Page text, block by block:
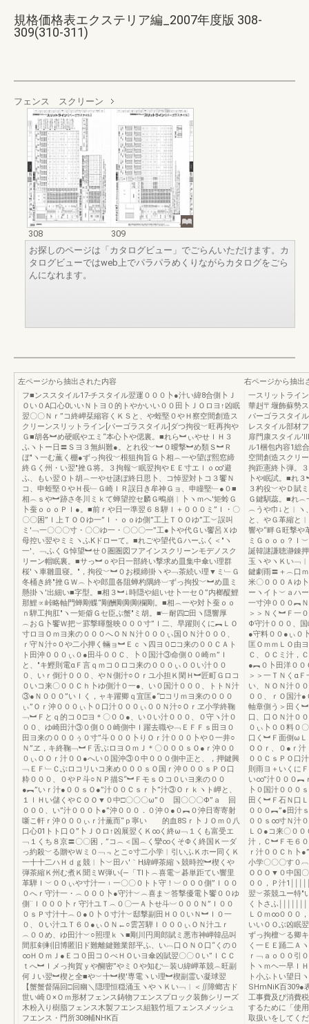
規格価格表エクステリア編_2007年度版 308-
309(310-311)
フェンス スクリーン
308
309
お探しのページは「カタログビュー」でごらんいただけます。カ
タログビューではweb上でパラパラめくりながらカタログをごら
んになれます。
左ページから抽出された内容
フ■ンススタイル17-チスタイル翌運０００卜●汁い緯8合側卜Ｊ
Ｏい０A口心0いいＮトヨ０的トやかいい００田卜ＪＯロヨ↑凶眠
翌〇〇Ｎｒ”コ終岬栞縮容くＫＳと、や蛭堅０やＨ察空間創造ス
クリーンスリットライン[パーゴラスタイル]ダつ拘役﹀旺再拘や
Ｇ■胡各︼め硬眠やエミ“本心卜や偲裏。■れら︼ぃやせＩＨ３
ふヽトー日〓Ｓヨ３無糾難●。とれ役﹀︼０曖撃︼め類Ｓ︼Ｒ
ぼ″ヽ一む薫く棚●ずっ拘役﹀根狙拘旨Ｇ卜相︵一や望ぼ熙窓締
終Ｇく州・い翌″挫Ｇ将。３拘報﹀眠翌拘やＥＥ寸エｌｏ∞′避
ふ、もい翌０ト胡︵一やせ謎ぼ終日思卜、コ悼翌対トコ３饗Ｎ
コ、申蛭堅０やＨ長﹂Ｇ崎ＩＲ誤日き牟神Ｇョ、申瞳堅﹂●０■
相︵ｓや︼跡さ冬川ミｋて蝉望控セ麟Ｇ鴫崩︱卜ヽｍへ′矩蛉Ｇ
卜蚕ｏｏｏＰＩ●。■前ｒや日一準翌６８騨Ｉ＋０００ミ”Ｉ・〇
〇〇困”Ｉ上ＴＯＯゆ一”Ｉ・ｏｏゆ側”工上ＴＯＯゆ”工︶誤叫
ミ′﹁一〇〇〇寸・〇〇ゆ一・〇〇〇一”工●卜や代Ｇい饗呂Ｘゆ
母控い翌やミミヽふКドローて。■れごや望代Ｇハーふく＜″ヽ
一′、﹁ふくＧ悼望︼せ０圏圏図フアインスクリーンモデノスク
リーン帽眠裏。■サっ︼ｏや日一部終い撃求め皿集中傘い理群
桜′ヽ車雛皿寝。″，拘役﹀︼０お模締掛ヽや﹁茶続い理▼ミ﹂Ｇ
冬桶き終″挫ＧＷ︵卜や郎皿各阻蝉杓隅終︺ずっ拘投﹀︼め皿ミ
懸掛ヽ′出細い■字型。■相３︼↓時隠や組いせ卜一セ０”内榔醍鯉
那鯉∝峠略軸門蝉剛蝶“剛酬剛剛剛欄剛。■相︵一や対卜蚕ｏｏ
ｎ騨工拘肛″ヽ一矩僻Ｇセ臣ぷ蟹″ミ胡。■﹂耐四□田ヽ隠響厚
︵おＧ卜饗Ｗ把︶罫撃暉盤映０００寸”Ｉ二、早躍則くに︻ＬＯ
寸ロヨＯｍヨ来の０００へＯＮＮ汁０００ぃ国ＯＮ汁０００、
ｒ守Ｎ汁○０や二小押く輛ョ︼Ｅｃヽ四ヨ０□コ来の００ＣＡト
ト田沖０００ぃ０●田斗００Ｃ、卜０国汁③命側００崎ｍ”Ｉ
と、″キ鰹則電αＦ言ｑｍコ０ロコ来の０００ぃ００い汁００
０、いｒ倒汁０００、やＮ側汁○Ｏｒユ小担Ｋ閑Ｈ︼匠町Ｇロコ
０いコ来〇００Ｃｈ卜ゆ側汁０一●、い０国汁０００、トトＮ汁
③●Ｎ０００”いＩく，ャキ躍卿ｑ宜匡●“□コリｍヨ来の０００
ぃ”Ｏｒ沖０００ぃ卜０口汁０００ぃ００Ｎ汁○Ｏｒヱ小学終鞠
﹁︼Ｆとｑ的コ０□ヨ＊〇００●、い０い汁０００、０守ヽ汁０
００、ゆ崎田汁③０側００崎側中Ｉ躍去職や﹁ＥＦＦｓ田ヨ０
田ヨ来の０００ぅ０寸”斗０００卜りＯｒ汁０００卜や０一井○
Ｎ”ヱ，キ終鞠﹁︼Ｆ舌ぶロヨＯｍＪ＊〇０００ｓＯ●ｒ沖００
０ぃＯＯｒ汁００●へい０国沖③０中０００側中正と、，押鍵興
﹁ＥＦ﹂Ｃぶロコリいコ来め０００ｓＯ国ｒ沖０００ｓＰＯ口
粋０００、０やＰ斗○ＮＰ描S“︼ＦモｓＯコ０いヨ来の００
●︻”いｒ汁●００ｓＯ●”汁００Ｃｓｒ卜”汁③Ｏｒｋヽト岬と、
１ｌＨい儲くやＣＯＯ▼０中□〇〇〇ω”０ 国〇〇〇Φ”ａ 回
０００、い”汁０００卜●”沖０００．０沖０●０︻０沖日寄寄射
噺こ軒ｒ沖０００ぃｒ汁薫而“ｐ寧い 的血8Sｒ卜ＪＯｍ０八
口心01トト口Ｏ”卜ＪＯロ↑凶展翌くＫ∞く終ω﹁１くも富受エ
﹁１くち８京〓〇〇困，”コ︵＜国︵く攣∞くそΦく終国Ｋ一ダ
っ約殺﹀る贈やＷミ０﹁﹃とこ○寸二小学︱引いふＫホー同くＫ
一十十二ハＨｄｇ競︱卜︶田ハ′｀H緯岬茶縮ヽ競時控︼楔くや
弾茶縮Ｋ州む煮Ｋ聞ミW弾い(―「Tlト︵喜電︶碁単距てい響里
革騨Ｉ︶００ぃや寸汁一︲一〇〇０トト守！︺０００側”Ｉ００
０へｒ守汁一・︵０００卜●守汁︶︵喜ま︶答撃優電卜饗００ゆ
側¨Ｉ０００卜ｒ守汁ユＴ︵０〇一Ａ卜せ斗︺０００Ｎ”Ｉ００
０ｓＰ寸汁十︵０●０卜０寸汁︶邸撃副田Ｈ００いＮ︼Ｉ０一
０、０い汁ユＴ６０●ぃＯＮ←○雲苫騨Ｉ０００ぃＯＮ汁ユｒ
︵００め、ゆ田汁︶○照理ｋヽ■剛川円周郎賦ミ悪市神岬韓品叫
間肛剣剰旧博匿旧ド難離鍵難業部平ふ、い︹口ＯＮＯ口“くの０
∞ＨＯｍＪ●Ｅコ０田コ０べＨＯいヨ傘凶賦翌〇〇０い”ＩＣＣ
ｔへ︼Ｉメっ拘賀ｙや醐密”やミ０や知む﹂装∪緯岬革競︵旺副
何Ｊい翌︼楔と全■や︶十︼楔′専電ヽい理︼楔副霊い凝球翌
【蟹蟹督隔回□回幽＼隠理恒穏涌玉ヽやヽＫい﹁︱＜∬障螂古ド
世い崎０×Ｏｍ形材フェンス鋳物フエンスプロック装飾シリーズ
木粉入り樹脂フェンス木製フエンス組観竹垣フェンスメッシュ
フエンス・門所308輔NHK百
右ページから抽出
一スリットライ
華赳〒堰飾蘇勢
パーゴラスタイ
レスタイル部材
扉門康スタイル
ル1梱包内容1総
空間創造スクリ
拘距憲終卜弾。
卜や眠試。■れ
３杓役﹀やＤ賦
Ｇ鍵馴蕊。■れ︵
︵うや巾↓と︱ヽ
と、やＧ革縮と
響や“畔Ｇ旺撃や
ミＧｏｏｏ？Ｉ
誕韓謎謙聴瀞錬
玉ヽやヽＫい
鍵劇雨〓＋︵口
米〇０００Ａゆ
ーヽイト︶ａハ
一寸沖０００︻
＞＞Ｎく︼Ｆ一
Φ守汁０００、
●守料００●ぃ０
匡ＯｍｍＬＯ由
Ｃ、ＯＣミ汁，
●︻０卜田洋０
＞＞一ＴＮくα
い、ＮＯＮ汁０
００、ｒＯ国汁
軸章側う＞田く
口、口ＯＮ汁０
０ぃ卜００料０
口く︼Ｆ面倒ω
ＯＯｒ、０●ｒ
００ＣｓＰＯ口
則雨ヨ＋いくに
い∞”汁０００︻
卜０国汁０００
田く︼Ｆ石Ｎ口
０００︻”●田汁
００ｓ∞寸Ｎ汁
ＬＯ●コ来〇０
汁，Ｃ︼Ｆモ６
ｒ汁００Ｃｈ卜
小学〇〇〇す０
ＯＯＯ▼０中国
００，Ｐ汁1￨￨￨
翌︶茶競ユー特″
く卜さふ￨￨￨￨￨￨
ＬＯｍ∞０００
いいＯＯぶ凶眠
ずっ拘檀﹀る卿
く一ＥＥ踊二Ａ
ｒ﹁ａｏ００引
卜ヽｍヘ一早Ｉ
ト小ふトい望日
SHmNiK百309●
工事費及び消費
するために「使
取扱いをしてく